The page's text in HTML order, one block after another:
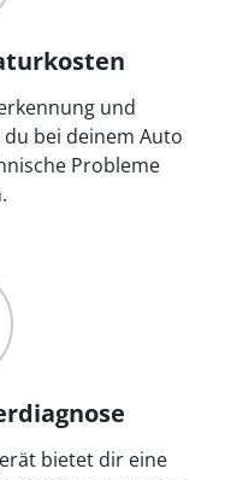
und
bei deinem Auto
Probleme
bietet dir eine